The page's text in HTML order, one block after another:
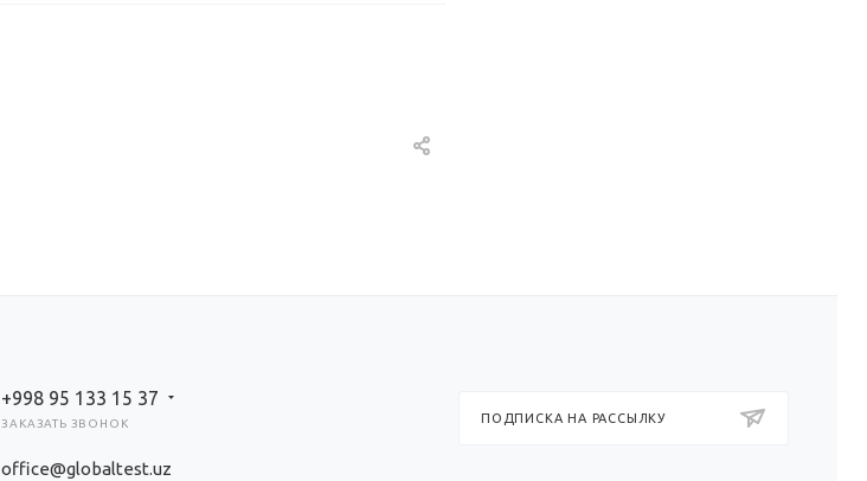
+998 95 133 15 37
ЗАКАЗАТЬ ЗВОНОК
office@globaltest.uz
ПОДПИСКА НА РАССЫЛКУ